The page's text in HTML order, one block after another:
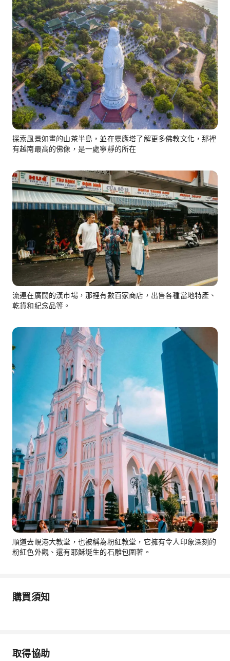
探索風景如畫的山茶半島，並在靈應塔了解更多佛教文化，那裡
有越南最高的佛像，是一處寧靜的所在
流連在廣闊的漢市場，那裡有數百家商店，出售各種當地特產、
乾貨和紀念品等。
順道去峴港大教堂，也被稱為粉紅教堂，它擁有令人印象深刻的
粉紅色外觀、還有耶穌誕生的石雕包圍著。
購買須知
取得協助